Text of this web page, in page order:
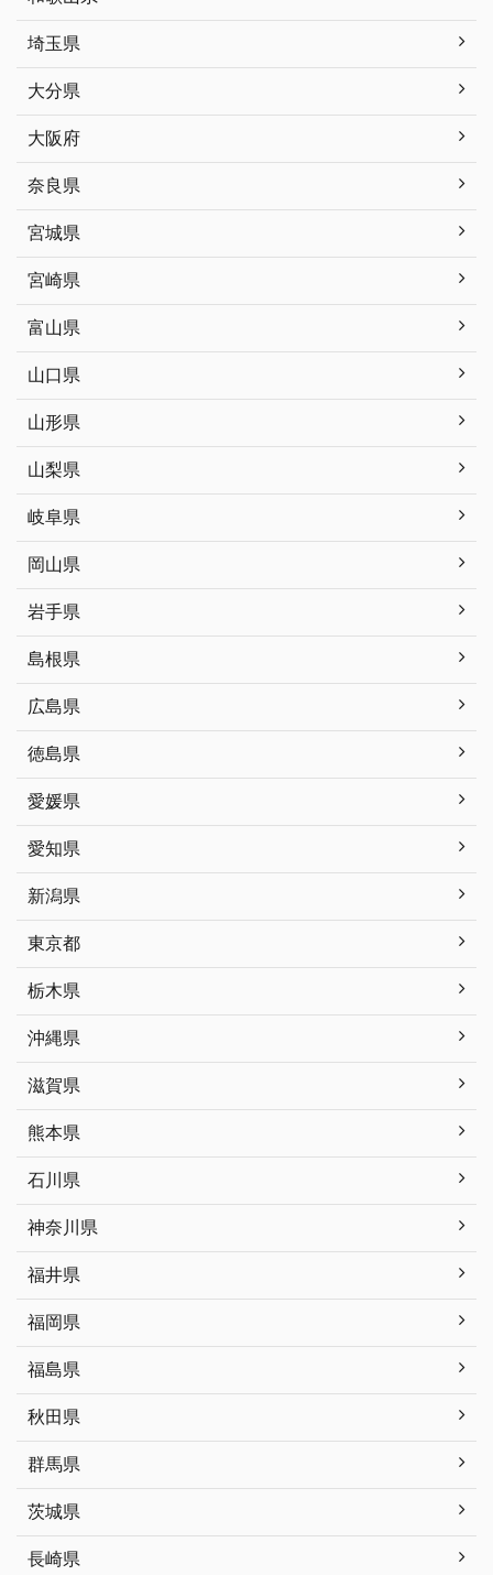
埼玉県
大分県
大阪府
奈良県
宮城県
宮崎県
富山県
山口県
山形県
山梨県
岐阜県
岡山県
岩手県
島根県
広島県
徳島県
愛媛県
愛知県
新潟県
東京都
栃木県
沖縄県
滋賀県
熊本県
石川県
神奈川県
福井県
福岡県
福島県
秋田県
群馬県
茨城県
長崎県